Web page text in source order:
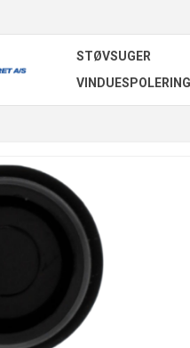
STØVSUGER
VINDUESPOLERING